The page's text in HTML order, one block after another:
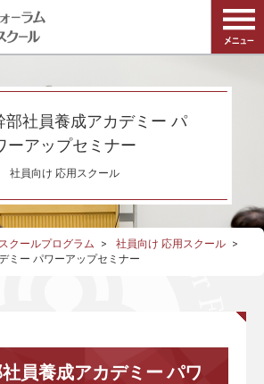
部社員養成アカデミー パ
ーアップセミナー
社員向け 応用スクール
クールプログラム
社員向け 応用スクール
ミー パワーアップセミナー
員養成アカデミー パワ